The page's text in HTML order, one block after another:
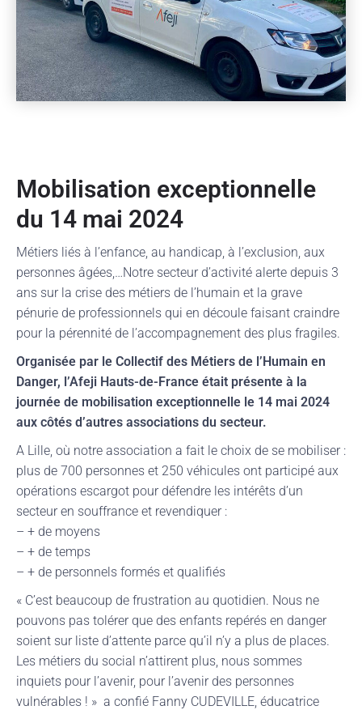
Mobilisation exceptionnelle
du 14 mai 2024
Métiers liés à l’enfance, au handicap, à l’exclusion, aux
personnes âgées,…Notre secteur d’activité alerte depuis 3
ans sur la crise des métiers de l’humain et la grave
pénurie de professionnels qui en découle faisant craindre
pour la pérennité de l’accompagnement des plus fragiles.
Organisée par le Collectif des Métiers de l’Humain en
Danger, l’Afeji Hauts-de-France était présente à la
journée de mobilisation exceptionnelle le 14 mai 2024
aux côtés d’autres associations du secteur.
A Lille, où notre association a fait le choix de se mobiliser :
plus de 700 personnes et 250 véhicules ont participé aux
opérations escargot pour défendre les intérêts d’un
secteur en souffrance et revendiquer :
– + de moyens
– + de temps
– + de personnels formés et qualifiés
« C’est beaucoup de frustration au quotidien. Nous ne
pouvons pas tolérer que des enfants repérés en danger
soient sur liste d’attente parce qu’il n’y a plus de places.
Les métiers du social n’attirent plus, nous sommes
inquiets pour l’avenir, pour l’avenir des personnes
vulnérables ! » a confié Fanny CUDEVILLE, éducatrice